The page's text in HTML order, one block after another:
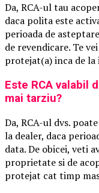
Da, RCA-ul tau
daca polita este
perioada de
de revendicare. Te
protejat(a) inca de la
Este RCA valabil
mai tarziu?
Da, RCA-ul dvs.
la dealer, daca
data. De obicei, veti
proprietate si de
protejat cat timp